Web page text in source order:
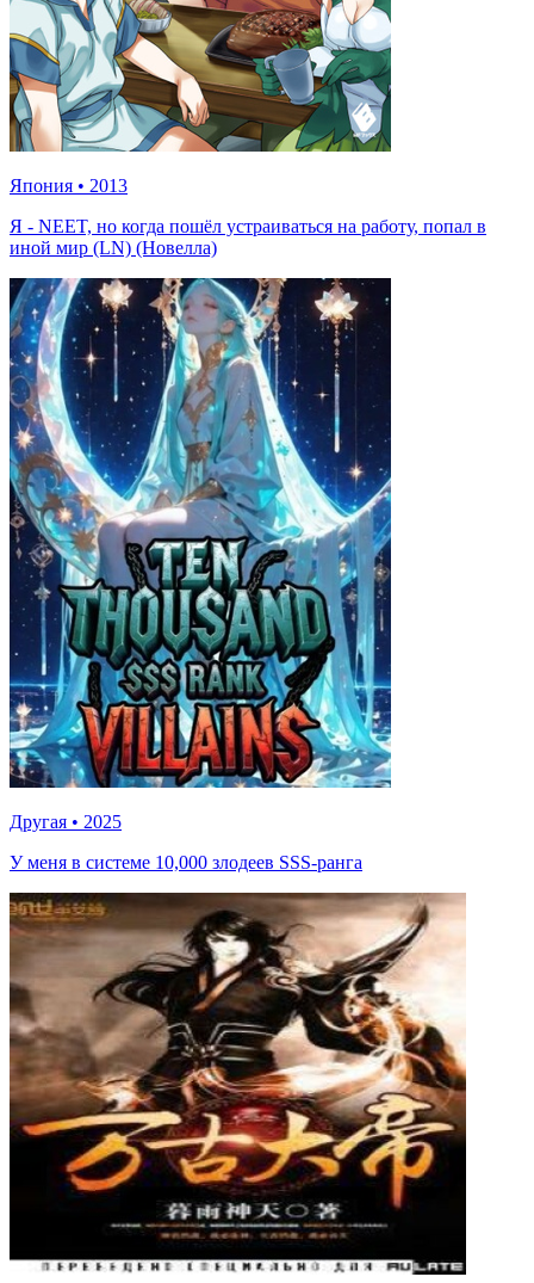
Япония • 2013
Я - NEET, но когда пошёл устраиваться на работу, попал в
иной мир (LN) (Новелла)
Другая • 2025
У меня в системе 10,000 злодеев SSS-ранга